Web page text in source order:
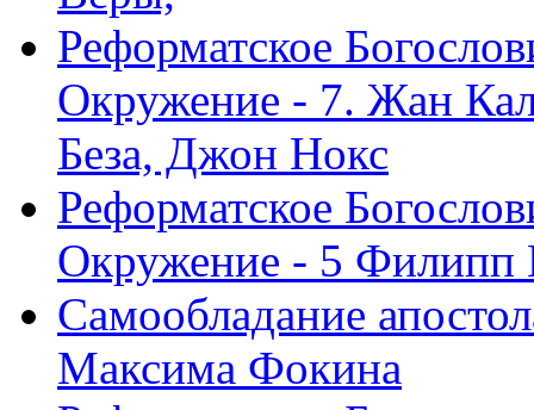
Реформатское
Окружение - 7. Жан
Беза, Джон Нокс
Реформатское
Окружение - 5 Филипп
Самообладание
Максима Фокина